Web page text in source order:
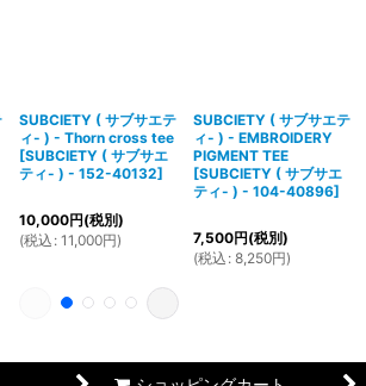
SUBCIETY ( サブサエテ
ィ- ) - Thorn cross tee
[SUBCIETY ( サブサエ
ティ- ) - 152-40132]
10,000円(税別)
(税込 : 11,000円)
SUBCIETY ( サブサエテ
ィ- ) - EMBROIDERY
PIGMENT TEE
[SUBCIETY ( サブサエ
ティ- ) - 104-40896]
7,500円(税別)
(税込 : 8,250円)